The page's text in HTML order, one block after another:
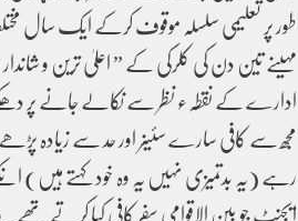
طور پر تعلیمی سلسلہ موقوف کرکے ایک سال
مہینے تین دن کی کلرکی کے ” اعلیٰ ترین و
ادارے کے نقطہء نظر سے نکالے جانے پر
مجھ سے کافی سارے سئینر اور حد سے زیادہ
رہے (یہ بدتمیزی نہیں یہ وہ خود کہتے ہیں)